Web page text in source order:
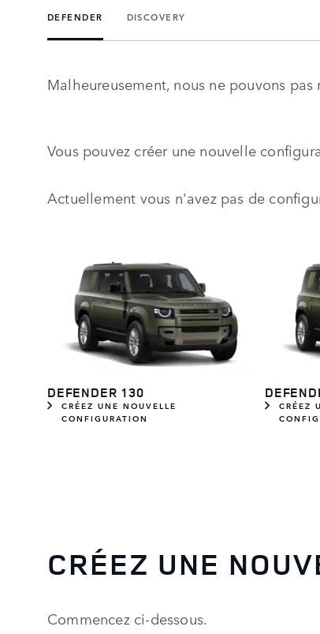
DEFENDER DISCOVERY
Malheureusement, nous ne pouvons
Vous pouvez créer une nouvelle
Actuellement vous n'avez pas de
DEFENDER 130
CRÉEZ UNE NOUVELLE
CONFIGURATION
CRÉEZ
CRÉEZ UNE
Commencez ci-dessous.